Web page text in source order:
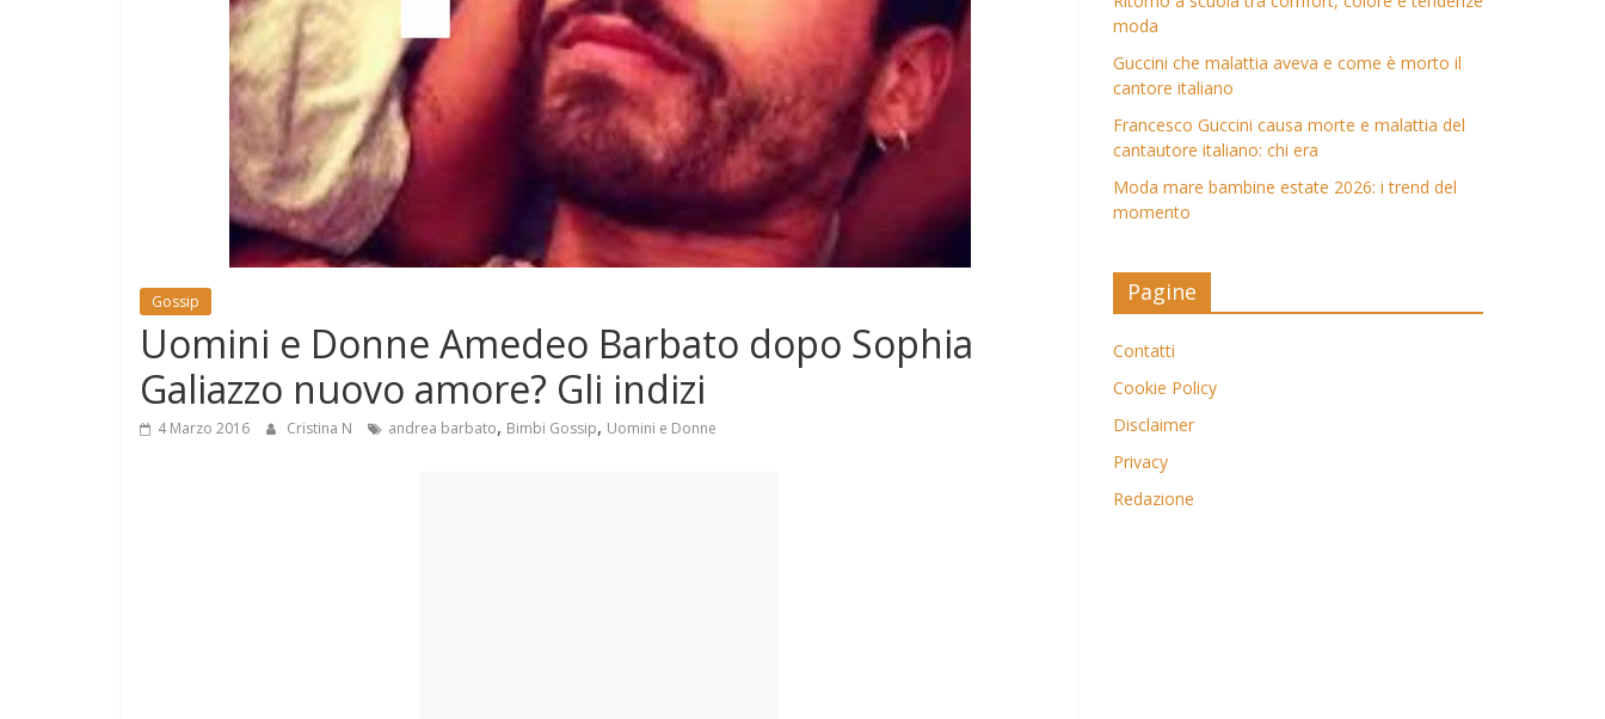
Gossip
Uomini e Donne Amedeo Barbato dopo Sophia
Galiazzo nuovo amore? Gli indizi
4 Marzo 2016 Cristina N andrea barbato, Bimbi Gossip, Uomini e Donne
moda
Guccini che malattia aveva e come è morto il
cantore italiano
Francesco Guccini causa morte e malattia del
cantautore italiano: chi era
Moda mare bambine estate 2026: i trend del
momento
Pagine
Contatti
Cookie Policy
Disclaimer
Privacy
Redazione